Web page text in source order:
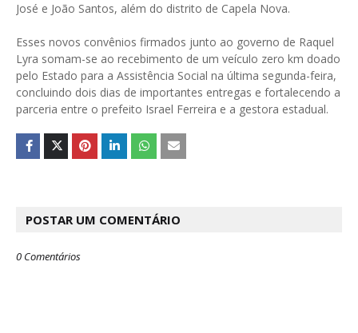
José e João Santos, além do distrito de Capela Nova.
Esses novos convênios firmados junto ao governo de Raquel
Lyra somam-se ao recebimento de um veículo zero km doado
pelo Estado para a Assistência Social na última segunda-feira,
concluindo dois dias de importantes entregas e fortalecendo a
parceria entre o prefeito Israel Ferreira e a gestora estadual.
POSTAR UM COMENTÁRIO
0 Comentários